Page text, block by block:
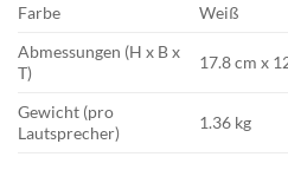
Farbe
Weiß
Abmessungen (H x B x
T)
17.8 cm x
Gewicht (pro
Lautsprecher)
1.36 kg